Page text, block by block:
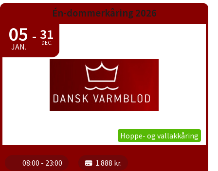
Én-dommerkåring 2026
05
JAN.
- 31
DEC.
Hoppe- og vallakkåring
08:00 - 23:00
1.888 kr.